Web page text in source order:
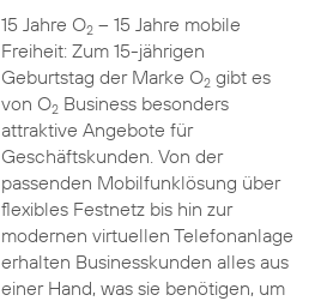
15 Jahre O2– 15 Jahre mobile
Freiheit: Zum 15-jährigen
Geburtstag der Marke O2gibt es
von O2Business besonders
attraktive Angebote für
Geschäftskunden. Von der
passenden Mobilfunklösung über
flexibles Festnetz bis hin zur
modernen virtuellen Telefonanlage
erhalten Businesskunden alles aus
einer Hand, was sie benötigen, um